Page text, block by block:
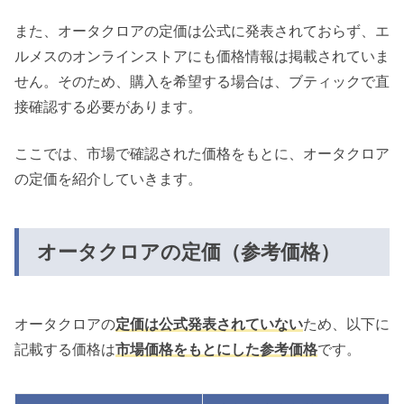
また、オータクロアの定価は公式に発表されておらず、エ
ルメスのオンラインストアにも価格情報は掲載されていま
せん。そのため、購入を希望する場合は、ブティックで直
接確認する必要があります。
ここでは、市場で確認された価格をもとに、オータクロア
の定価を紹介していきます。
オータクロアの定価（参考価格）
オータクロアの定価は公式発表されていないため、以下に
記載する価格は市場価格をもとにした参考価格です。